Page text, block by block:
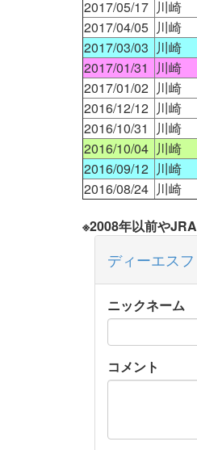
2017/05/17 川崎
2017/04/05 川崎
2017/03/03 川崎
2017/01/31
川崎
2017/01/02 川崎
2016/12/12 川崎
2016/10/31
川崎
2016/10/04 川崎
2016/09/12 川崎
2016/08/24 川崎
※2008年以前や
ディーエス
ニックネーム
コメント